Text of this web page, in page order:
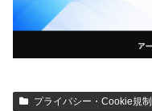
プライバシー・Cookie規制